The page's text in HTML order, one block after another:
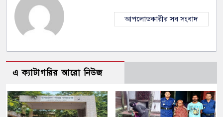
আপলোডকারীর সব সংবাদ
এ ক্যাটাগরির আরো নিউজ